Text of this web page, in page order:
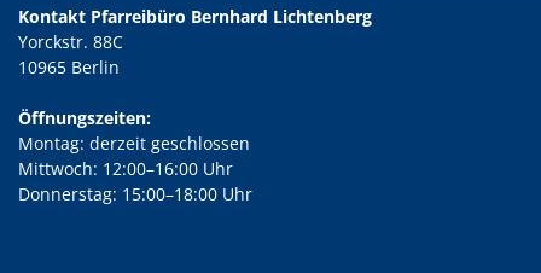
Kontakt Pfarreibüro Bernhard Lichtenberg
Yorckstr. 88C
10965 Berlin
Öffnungszeiten:
Montag: derzeit geschlossen
Mittwoch: 12:00–16:00 Uhr
Donnerstag: 15:00–18:00 Uhr